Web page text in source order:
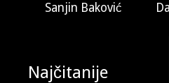
Sanjin Baković
Najčitanije